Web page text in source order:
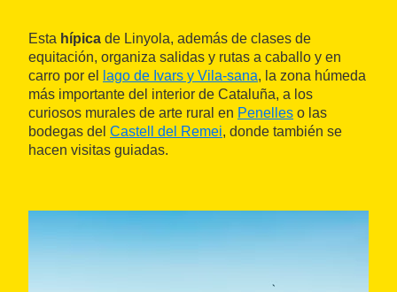
Esta hípica de Linyola, además de clases de
equitación, organiza salidas y rutas a caballo y en
carro por el
lago de Ivars y Vila-sana, la zona húmeda
más importante del interior de Cataluña, a los
curiosos murales de arte rural en Penelles o las
bodegas del Castell del Remei, donde también se
hacen visitas guiadas.